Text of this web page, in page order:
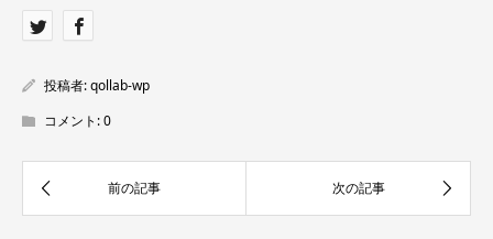
投稿者:qollab-wp
コメント:0